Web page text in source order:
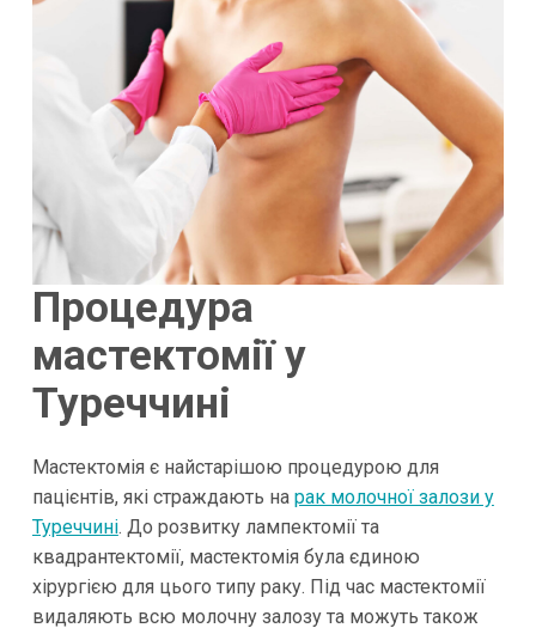
Процедура
мастектомії у
Туреччині
Мастектомія є найстарішою процедурою для
пацієнтів, які страждають на рак молочної залози у
Туреччині. До розвитку лампектомії та
квадрантектомії, мастектомія була єдиною
хірургією для цього типу раку. Під час мастектомії
видаляють всю молочну залозу та можуть також